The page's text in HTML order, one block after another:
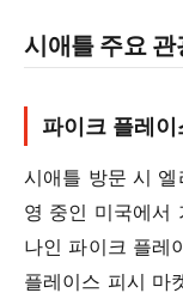
시애틀 주요 관
파이크 플레이
시애틀 방문 시
영 중인 미국에서
나인 파이크 플레
플레이스 피시 마